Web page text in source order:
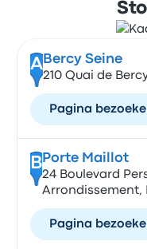
A Bercy Seine
210 Quai de
Pagina
B Porte Maillot
24 Boulevard
Arrondissement,
Pagina